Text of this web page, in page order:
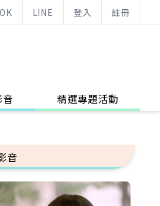
LINE 登入 註冊
精選專題活動
音